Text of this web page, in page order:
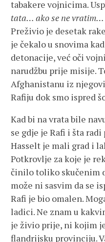
tabakere vojnicima.
tata… ako se ne
Preživio je desetak
je čekalo u snovima
detonacije, već oči
narudžbu prije misije.
Afghanistanu iz
Rafiju dok smo ispred
Kad bi na vrata bile
se gdje je Rafi i šta radi
Hasselt je mali grad i
Potkrovlje za koje je
činilo toliko skučenim
može ni sasvim da se
Rafi je bio omalen.
ladici. Ne znam u
je živio prije, ni kojim
flandrijsku provinciju.